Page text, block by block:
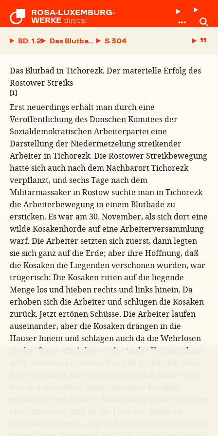
ROSA-LUXEMBURG-
WERKE digital
BD. 1.2 Das Blutbad in Tichorezk. Der materielle
S.
Das Blutbad in Tichorezk. Der materielle Erfolg des
Rostower Streiks
[1]
Erst neuerdings erhält man durch eine
Veröffentlichung des Donschen Komitees der
Sozialdemokratischen Arbeiterpartei eine
Darstellung der Niedermetzelung streikender
Arbeiter in Tichorezk. Die Rostower Streikbewegung
hatte sich auch nach dem Nachbarort Tichorezk
verpflanzt, und sechs Tage nach dem
Militärmassaker in Rostow suchte man in Tichorezk
die Arbeiterbewegung in einem Blutbade zu
ersticken. Es war am 30. November, als sich dort eine
wilde Kosakenhorde auf eine Arbeiterversammlung
warf. Die Arbeiter setzten sich zuerst, dann legten
sie sich ganz auf die Erde; aber ihre Hoffnung, daß
die Kosaken die Liegenden verschonen würden, war
trügerisch: Die Kosaken ritten auf die liegende
Menge los und hieben rechts und links hinein. Da
erhoben sich die Arbeiter und schlugen die Kosaken
zurück. Jetzt ertönen Schüsse. Die Arbeiter laufen
auseinander, aber die Kosaken drängen in die
Häuser hinein und schlagen auch da die Wehrlosen
nieder. Sogar ein Arbeiter, der in der Versammlung